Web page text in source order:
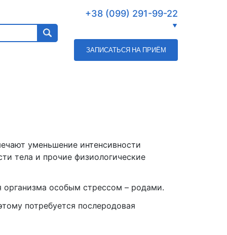
+38 (099) 291-99-22
ЗАПИСАТЬСЯ НА ПРИЁМ
уменьшение интенсивности
тела и прочие физиологические
особым стрессом – родами.
потребуется послеродовая